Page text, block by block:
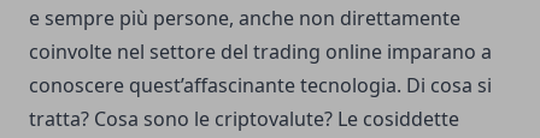
e sempre più persone, anche non direttamente
coinvolte nel settore del trading online imparano a
conoscere quest’affascinante tecnologia. Di cosa si
tratta? Cosa sono le criptovalute? Le cosiddette